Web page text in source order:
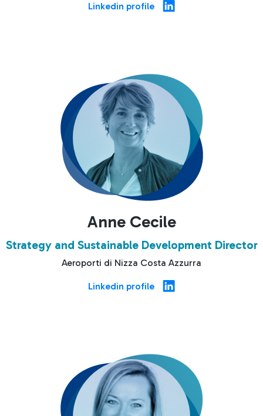
Linkedin profile
Anne Cecile
Strategy and Sustainable Development Director
Aeroporti di Nizza Costa Azzurra
Linkedin profile